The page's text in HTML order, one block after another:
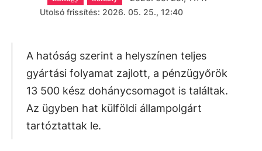
Utolsó frissítés: 2026. 05. 25., 12:40
A hatóság szerint a helyszínen teljes
gyártási folyamat zajlott, a pénzügyőrök
13 500 kész dohánycsomagot is találtak.
Az ügyben hat külföldi állampolgárt
tartóztattak le.